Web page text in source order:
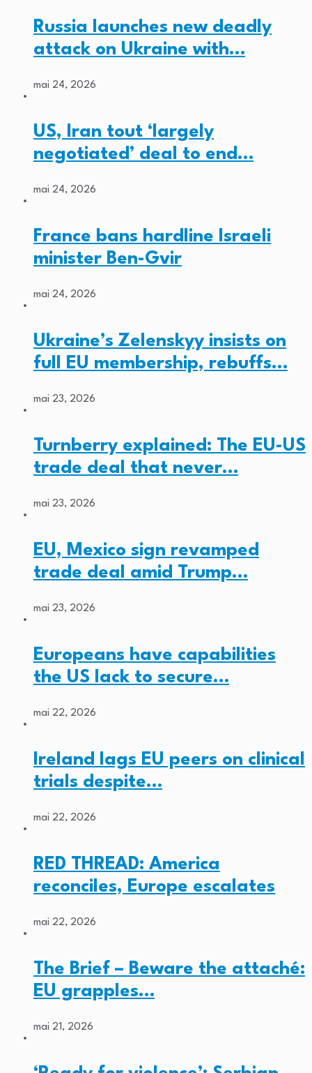
Russia launches new deadly
attack on Ukraine with…
mai 24, 2026
US, Iran tout ‘largely
negotiated’ deal to end…
mai 24, 2026
France bans hardline Israeli
minister Ben-Gvir
mai 24, 2026
Ukraine’s Zelenskyy insists on
full EU membership, rebuffs…
mai 23, 2026
Turnberry explained: The EU-US
trade deal that never…
mai 23, 2026
EU, Mexico sign revamped
trade deal amid Trump…
mai 23, 2026
Europeans have capabilities
the US lack to secure…
mai 22, 2026
Ireland lags EU peers on clinical
trials despite…
mai 22, 2026
RED THREAD: America
reconciles, Europe escalates
mai 22, 2026
The Brief – Beware the attaché:
EU grapples…
mai 21, 2026